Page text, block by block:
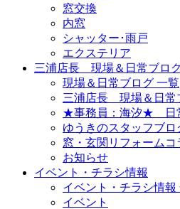
窓交換
内窓
シャッター･雨戸
エクステリア
三浦店長 現場＆日常ブロ
現場＆日常ブログ 一覧
三浦店長 現場＆日常
★事務員：海汐★ 日
ゆうきのスタッフブロ
窓・玄関リフォームコ
お知らせ
イベント・チラシ情報
イベント・チラシ情報
イベント